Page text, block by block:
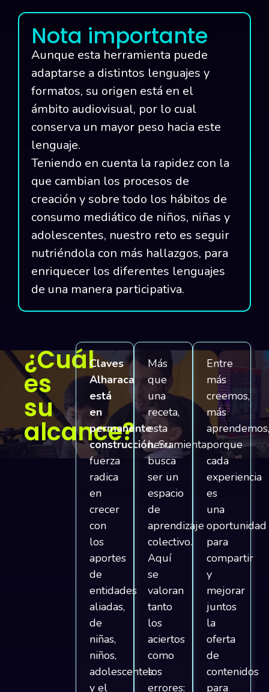
Nota importante
Aunque esta herramienta puede
adaptarse a distintos lenguajes y
formatos, su origen está en el
ámbito audiovisual, por lo cual
conserva un mayor peso hacia este
lenguaje.
Teniendo en cuenta la rapidez con la
que cambian los procesos de
creación y sobre todo los hábitos de
consumo mediático de niños, niñas y
adolescentes, nuestro reto es seguir
nutriéndola con más hallazgos, para
enriquecer los diferentes lenguajes
de una manera participativa.
¿Cuál
es
su
alcance?
Claves
Alharaca
está
en
permanente
construcción.Su
fuerza
radica
en
crecer
con
los
aportes
de
entidades
aliadas,
de
niñas,
niños,
adolescentes
y el
Más
que
una
receta,
esta
herramienta
busca
ser un
espacio
de
aprendizaje
colectivo.
Aquí
se
valoran
tanto
los
aciertos
como
los
errores:
Entre
más
creemos,
más
aprendemos,
porque
cada
experiencia
es
una
oportunidad
para
compartir
y
mejorar
juntos
la
oferta
de
contenidos
para